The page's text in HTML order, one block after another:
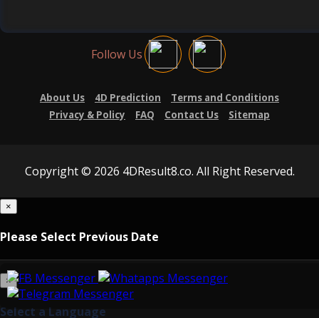
Follow Us
About Us 4D Prediction
Terms and Conditions
Privacy & Policy
FAQ Contact Us Sitemap
Copyright © 2026 4DResult8.co. All Right Reserved.
×
Please Select Previous Date
×
Select a Language